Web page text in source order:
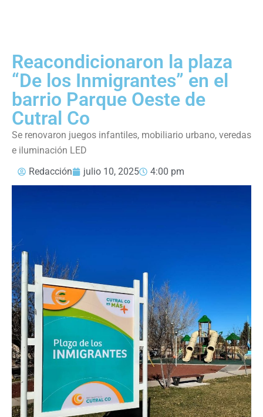
Reacondicionaron la plaza
“De los Inmigrantes” en el
barrio Parque Oeste de
Cutral Co
Se renovaron juegos infantiles, mobiliario urbano, veredas
e iluminación LED
Redacción
julio 10, 2025 4:00 pm